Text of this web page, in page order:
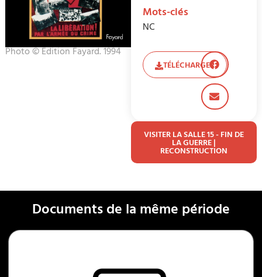
Photo © Edition Fayard. 1994
Mots-clés
NC
TÉLÉCHARGER
VISITER LA SALLE 15 - FIN DE
LA GUERRE |
RECONSTRUCTION
Documents de la même période